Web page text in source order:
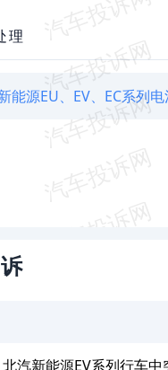
理
能源EU、EV、EC系列
北汽新能源EV系列行车